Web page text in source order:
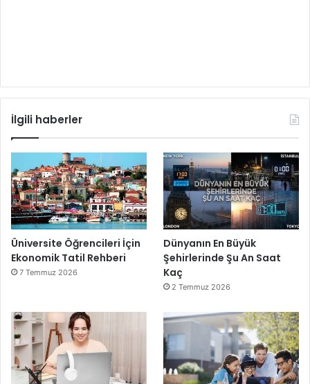
İlgili haberler
Üniversite Öğrencileri İçin
Ekonomik Tatil Rehberi
7 Temmuz 2026
Dünyanın En Büyük
Şehirlerinde Şu An Saat
Kaç
2 Temmuz 2026